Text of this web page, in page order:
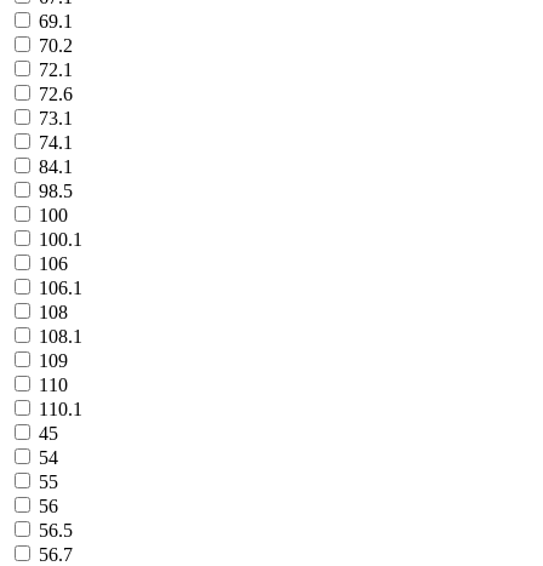
69.1
70.2
72.1
72.6
73.1
74.1
84.1
98.5
100
100.1
106
106.1
108
108.1
109
110
110.1
45
54
55
56
56.5
56.7